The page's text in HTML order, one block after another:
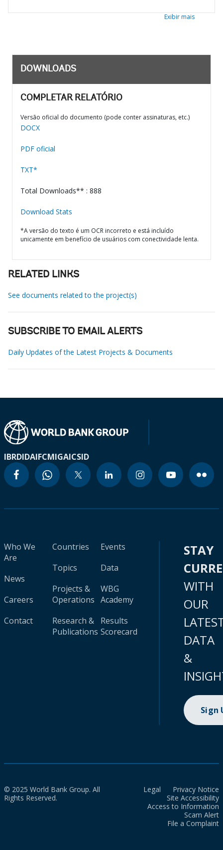
Exibir mais
DOWNLOADS
COMPLETAR RELATÓRIO
Versão oficial do documento (pode conter assinaturas, etc.)
DOCX
PDF oficial
TXT*
Total Downloads** : 888
Download Stats
*A versão do texto é um OCR incorreto e está incluído
unicamente em benefício de usuários com conectividade lenta.
RELATED LINKS
See documents related to the project(s)
SUBSCRIBE TO EMAIL ALERTS
Daily Updates of the Latest Projects & Documents
IBRDIDAIFCMIGAICSID
Who We
Are
News
Careers
Contact
Countries
Topics
Projects &
Operations
Research &
Publications
Events
Data
WBG
Academy
Results
Scorecard
STAY
WITH
OUR
DATA
&
Sign
© 2025 World Bank Group. All
Rights Reserved.
Legal
Privacy Notice
Site Accessibility
Access to Information
Scam Alert
File a Complaint